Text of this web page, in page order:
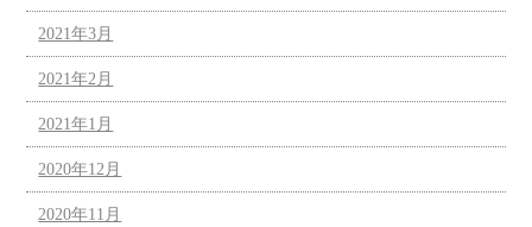
2021年3月
2021年2月
2021年1月
2020年12月
2020年11月